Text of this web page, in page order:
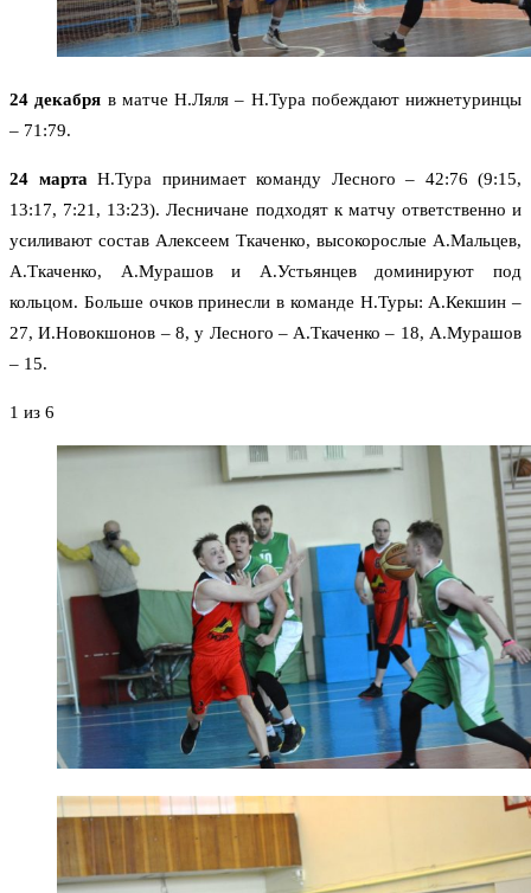
24 декабря в матче Н.Ляля – Н.Тура побеждают нижнетуринцы
– 71:79.
24 марта Н.Тура принимает команду Лесного – 42:76 (9:15,
13:17, 7:21, 13:23). Лесничане подходят к матчу ответственно и
усиливают состав Алексеем Ткаченко, высокорослые А.Мальцев,
А.Ткаченко, А.Мурашов и А.Устьянцев доминируют под
кольцом. Больше очков принесли в команде Н.Туры: А.Кекшин –
27, И.Новокшонов – 8, у Лесного – А.Ткаченко – 18, А.Мурашов
– 15.
1 из 6